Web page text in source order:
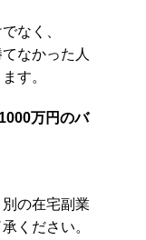
なく、
なかった人
す。
万円のバ
の在宅副業
ください。